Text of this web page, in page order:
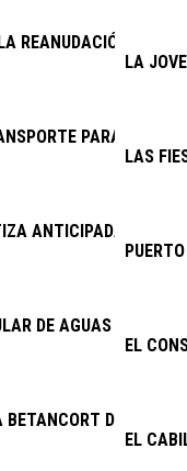
REANUDACIÓN DE
PARA EL
ANTICIPADAMENTE
DE AGUAS
BETANCORT DE
LA
LAS
EL
EL